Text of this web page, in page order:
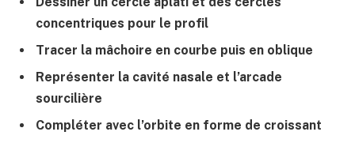
concentriques pour le profil
Tracer la mâchoire en courbe puis en oblique
Représenter la cavité nasale et l’arcade
sourcilière
Compléter avec l’orbite en forme de croissant